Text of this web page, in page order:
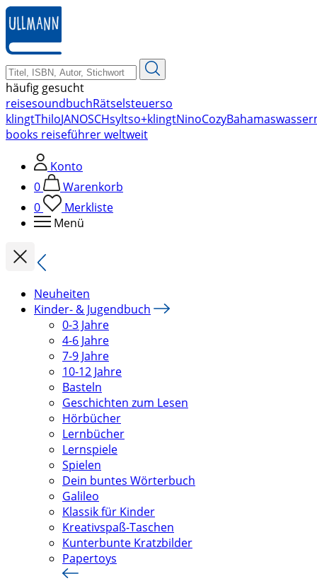
zum
Hauptinhalt
springen
häufig gesucht
reisesoundbuchRätselsteuerso
klingtThiloJANOSCHsyltso+klingtNinoCozyBahamas
books reiseführer weltweit
Konto
0
Warenkorb
0
Merkliste
Menü
Neuheiten
Kinder- & Jugendbuch
0-3 Jahre
4-6 Jahre
7-9 Jahre
10-12 Jahre
Basteln
Geschichten zum Lesen
Hörbücher
Lernbücher
Lernspiele
Spielen
Dein buntes Wörterbuch
Galileo
Klassik für Kinder
Kreativspaß-Taschen
Kunterbunte Kratzbilder
Papertoys